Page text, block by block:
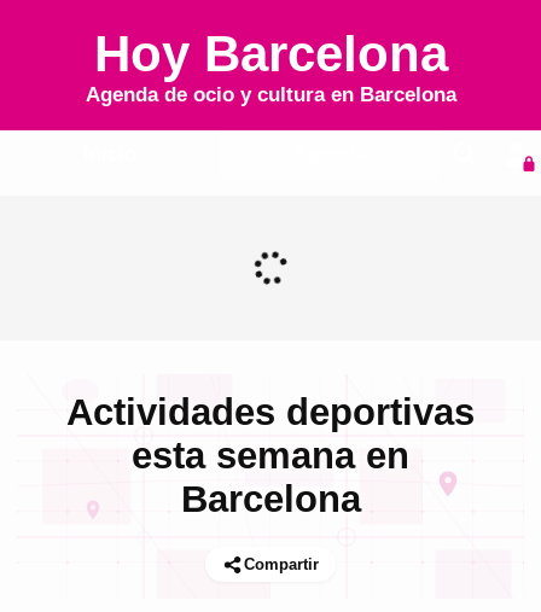
Hoy Barcelona
Agenda de ocio y cultura en Barcelona
Actividades deportivas
esta semana en
Barcelona
Compartir